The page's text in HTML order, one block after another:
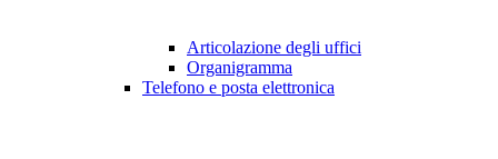
Articolazione degli uffici
Organigramma
Telefono e posta elettronica